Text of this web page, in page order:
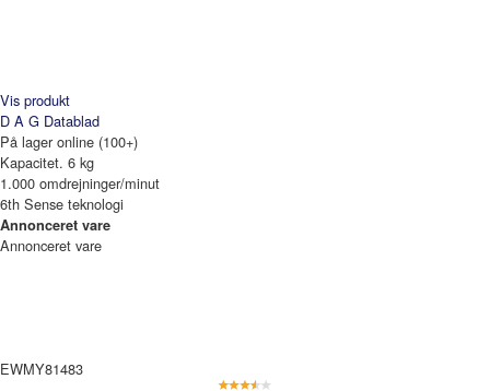
Vis produkt
D A G Datablad
På lager online (100+)
Kapacitet. 6 kg
1.000 omdrejninger/minut
6th Sense teknologi
Annonceret vare
Annonceret vare
EWMY81483